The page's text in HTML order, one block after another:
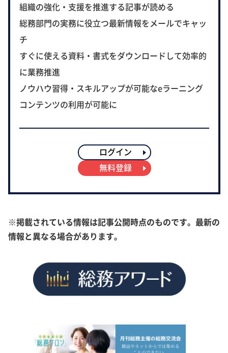
組織の強化・支援を推進する記事が読める
総務部門の実務に役立つ最新情報をメールでキャッ
チ
すぐに使える資料・書式をダウンロードして効率的
に業務推進
ノウハウ習得・スキルアップが可能なeラーニング
コンテンツの利用が可能に
ログイン
無料登録
※掲載されている情報は記事公開時点のものです。最新の
情報と異なる場合があります。